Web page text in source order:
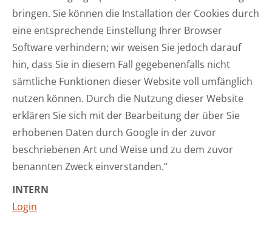
bringen. Sie können die Installation der Cookies durch
eine entsprechende Einstellung Ihrer Browser
Software verhindern; wir weisen Sie jedoch darauf
hin, dass Sie in diesem Fall gegebenenfalls nicht
sämtliche Funktionen dieser Website voll umfänglich
nutzen können. Durch die Nutzung dieser Website
erklären Sie sich mit der Bearbeitung der über Sie
erhobenen Daten durch Google in der zuvor
beschriebenen Art und Weise und zu dem zuvor
benannten Zweck einverstanden.“
INTERN
Login